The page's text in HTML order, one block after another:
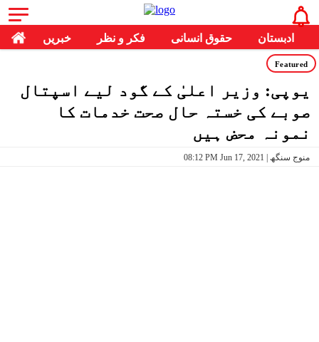
خبریں فکر و نظر حقوق انسانی ادبستان
Featured
یوپی: وزیر اعلیٰ کے گود لیے اسپتال
صوبے کی خستہ حال صحت خدمات کا
نمونہ محض ہیں
08:12 PM Jun 17, 2021 | منوج سنگھ